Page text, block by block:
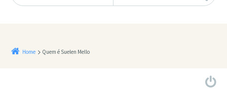
Home Quem é Suelen Mello